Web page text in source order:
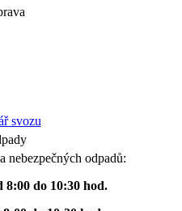
svozu
nebezpečných odpadů:
8:00 do 10:30 hod.